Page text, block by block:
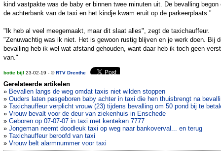
kind vastpakte was de baby er binnen twee minuten uit. De bevalling begon
de achterbank van de taxi en het kindje kwam eruit op de parkeerplaats."
"Ik heb al veel meegemaakt, maar dit slaat alles", zegt de taxichauffeur.
"Zenuwachtig was ik niet. Het is gewoon rustig blijven en je werk doen. Bij
bevalling heb ik wel wat afstand gehouden, want daar heb ik toch geen
van."
botte bijl 23-02-19 - ©RTV Drenthe
Gerelateerde artikelen
» Bevallen langs de weg omdat taxis niet wilden stoppen
» Ouders laten pasgeboren baby achter in taxi die hen thuisbrengt na
» Taxichauffeur verplicht vrouw (23) tijdens bevalling om 50 pond bij te
» Vrouw bevalt voor de deur van ziekenhuis in Enschede
» Geboren op 07-07-07 in taxi met kenteken 7777
» Jongeman neemt doodleuk taxi op weg naar bankoverval... en terug
» Taxichauffeur beroofd van taxi
» Vrouw belt alarmnummer voor taxi